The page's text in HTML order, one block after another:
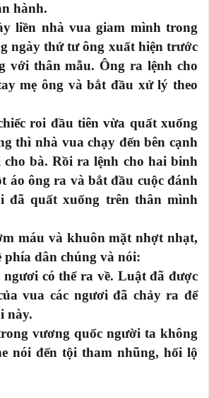
hành.
liền nhà vua giam mình trong
ngày thứ tư ông xuất hiện trước
với thân mẫu. Ông ra lệnh cho
mẹ ông và bắt đầu xử lý theo
roi đầu tiên vừa quất xuống
thì nhà vua chạy đến bên cạnh
bà. Rồi ra lệnh cho hai binh
áo ông ra và bắt đầu cuộc đánh
đã quất xuống trên thân mình
máu và khuôn mặt nhợt nhạt,
phía dân chúng và nói:
có thể ra về. Luật đã được
vua các ngươi đã chảy ra để
này.
vương quốc người ta không
nói đến tội tham nhũng, hối lộ